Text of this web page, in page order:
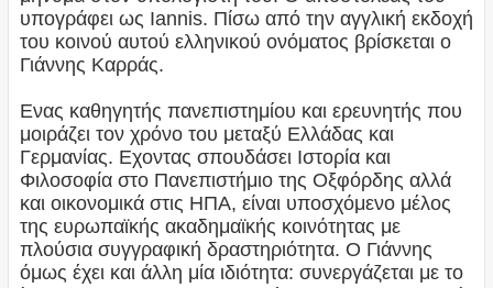
υπογράφει ως Iannis. Πίσω από την αγγλική εκδοχή
του κοινού αυτού ελληνικού ονόματος βρίσκεται ο
Γιάννης Καρράς.
Ενας καθηγητής πανεπιστημίου και ερευνητής που
μοιράζει τον χρόνο του μεταξύ Ελλάδας και
Γερμανίας. Εχοντας σπουδάσει Ιστορία και
Φιλοσοφία στο Πανεπιστήμιο της Οξφόρδης αλλά
και οικονομικά στις ΗΠΑ, είναι υποσχόμενο μέλος
της ευρωπαϊκής ακαδημαϊκής κοινότητας με
πλούσια συγγραφική δραστηριότητα. Ο Γιάννης
όμως έχει και άλλη μία ιδιότητα: συνεργάζεται με το